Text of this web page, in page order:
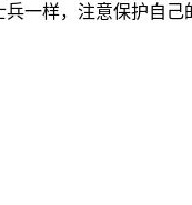
一样，注意保护自